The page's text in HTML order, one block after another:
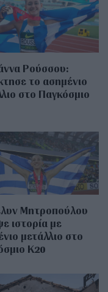
Ρούσσου:
το ασημένιο
στο Παγκόσμιο
Μητροπούλου
ιστορία με
μετάλλιο στο
Κ20